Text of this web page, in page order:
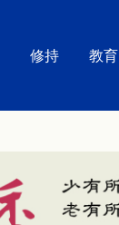
修持 教育